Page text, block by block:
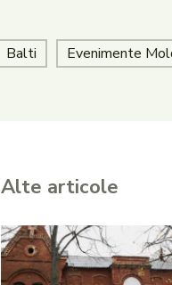
Balti Evenimente
Alte articole